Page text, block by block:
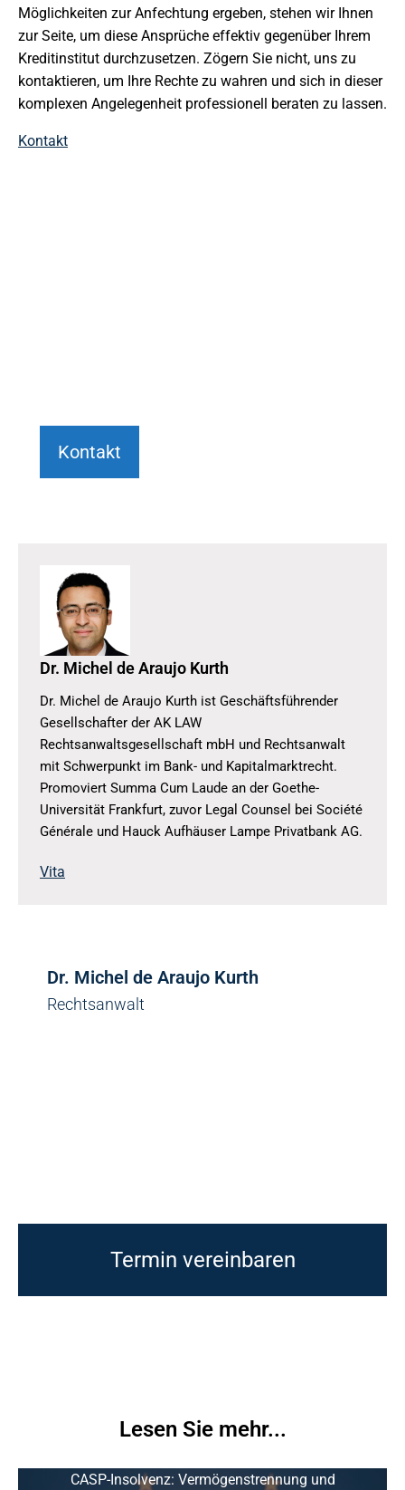
Möglichkeiten zur Anfechtung ergeben, stehen wir Ihnen
zur Seite, um diese Ansprüche effektiv gegenüber Ihrem
Kreditinstitut durchzusetzen. Zögern Sie nicht, uns zu
kontaktieren, um Ihre Rechte zu wahren und sich in dieser
komplexen Angelegenheit professionell beraten zu lassen.
Kontakt
Kontakt
Dr. Michel de Araujo Kurth
Dr. Michel de Araujo Kurth ist Geschäftsführender
Gesellschafter der AK LAW
Rechtsanwaltsgesellschaft mbH und Rechtsanwalt
mit Schwerpunkt im Bank- und Kapitalmarktrecht.
Promoviert Summa Cum Laude an der Goethe-
Universität Frankfurt, zuvor Legal Counsel bei Société
Générale und Hauck Aufhäuser Lampe Privatbank AG.
Vita
Dr. Michel de Araujo Kurth
Rechtsanwalt
Termin vereinbaren
Lesen Sie mehr...
CASP-Insolvenz: Vermögenstrennung und